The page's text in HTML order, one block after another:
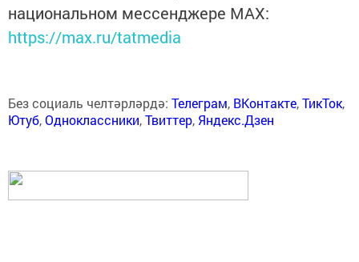
национальном мессенджере MАХ:
https://max.ru/tatmedia
Без социаль челтәрләрдә: Телеграм, ВКонтакте,ТикТок,
Ютуб,Одноклассники,Твиттер, Яндекс.Дзен